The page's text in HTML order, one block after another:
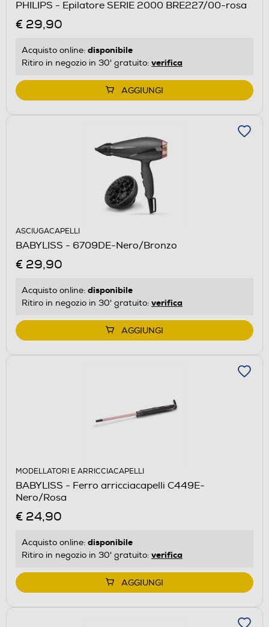
PHILIPS - Epilatore SERIE 2000 BRE227/00-rosa
€ 29,90
Acquisto online: disponibile
Ritiro in negozio in 30' gratuito: verifica
AGGIUNGI
ASCIUGACAPELLI
BABYLISS - 6709DE-Nero/Bronzo
€ 29,90
Acquisto online: disponibile
Ritiro in negozio in 30' gratuito: verifica
AGGIUNGI
MODELLATORI E ARRICCIACAPELLI
BABYLISS - Ferro arricciacapelli C449E-
Nero/Rosa
€ 24,90
Acquisto online: disponibile
Ritiro in negozio in 30' gratuito: verifica
AGGIUNGI